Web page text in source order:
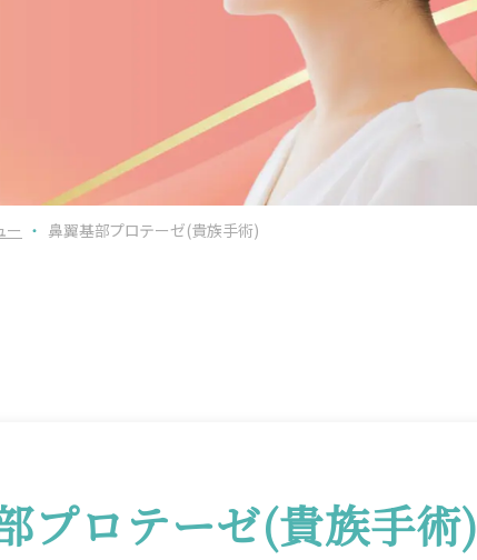
ー ・ 鼻翼基部プロテーゼ(貴族手術)
プロテーゼ(貴族手術)